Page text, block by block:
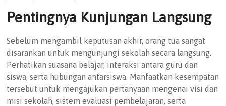
Pentingnya Kunjungan Langsung
Sebelum mengambil keputusan akhir, orang tua sangat
disarankan untuk mengunjungi sekolah secara langsung.
Perhatikan suasana belajar, interaksi antara guru dan
siswa, serta hubungan antarsiswa. Manfaatkan kesempatan
tersebut untuk mengajukan pertanyaan mengenai visi dan
misi sekolah, sistem evaluasi pembelajaran, serta